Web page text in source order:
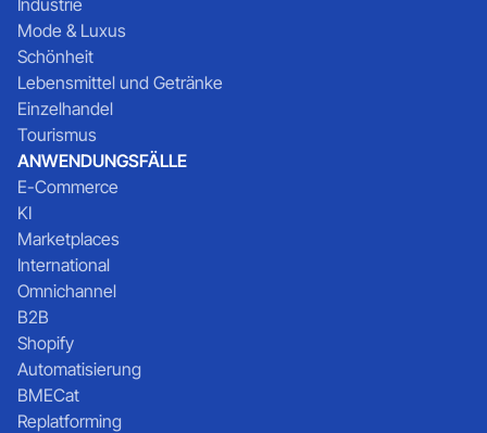
Mode & Luxus
Schönheit
Lebensmittel und Getränke
Einzelhandel
Tourismus
ANWENDUNGSFÄLLE
E-Commerce
KI
Marketplaces
International
Omnichannel
B2B
Shopify
Automatisierung
BMECat
Replatforming